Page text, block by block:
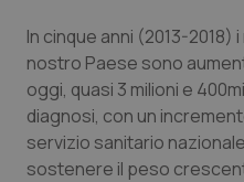
Emilia-Romagna
Friuli Venezia Giulia
Lazio
Colesterolo &
Dermatite Atopica
Diabete &
In cinque anni (2013-2018)
nostro Paese sono
oggi, quasi 3 milioni e
diagnosi, con un
servizio sanitario
sostenere il peso